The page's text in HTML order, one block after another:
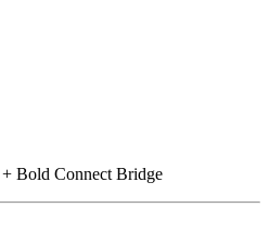
Bold Connect Bridge